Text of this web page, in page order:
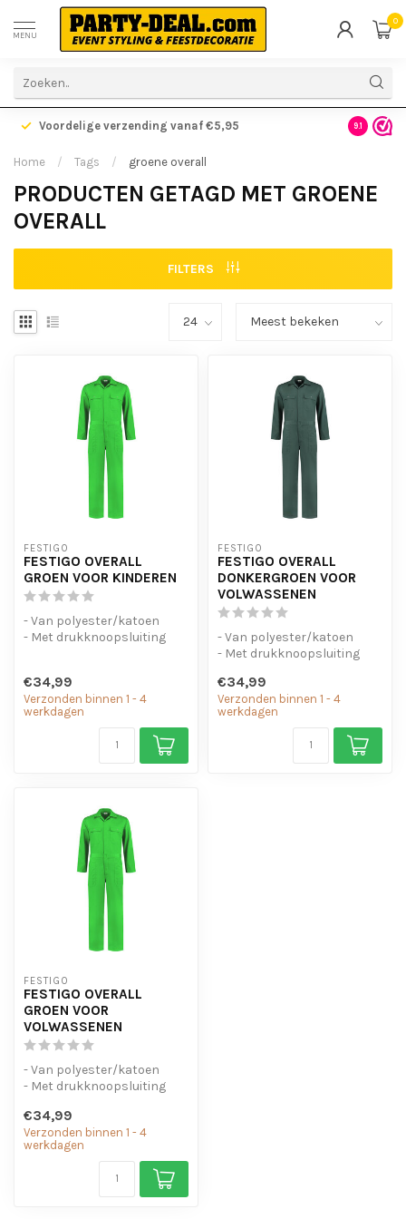
MENU
0
Voordelige verzending vanaf €5,95 Gratis
9.1
Home / Tags / groene overall
PRODUCTEN GETAGD MET GROENE
OVERALL
FILTERS
FESTIGO
FESTIGO OVERALL
GROEN VOOR KINDEREN
- Van polyester/katoen
- Met drukknoopsluiting
€34,99
Verzonden binnen 1 - 4
werkdagen
FESTIGO
FESTIGO OVERALL
DONKERGROEN VOOR
VOLWASSENEN
- Van polyester/katoen
- Met drukknoopsluiting
€34,99
Verzonden binnen 1 - 4
werkdagen
FESTIGO
FESTIGO OVERALL
GROEN VOOR
VOLWASSENEN
- Van polyester/katoen
- Met drukknoopsluiting
€34,99
Verzonden binnen 1 - 4
werkdagen